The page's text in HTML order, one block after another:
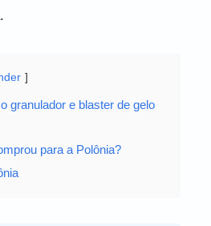
granulador e blaster de gelo
para a Polônia?